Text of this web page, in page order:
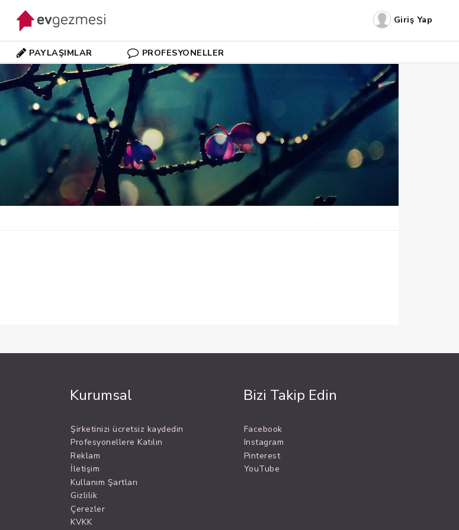
Giriş Yap
PAYLAŞIMLAR PROFESYONELLER
Kurumsal
Şirketinizi ücretsiz kaydedin
Profesyonellere Katılın
Reklam
İletişim
Kullanım Şartları
Gizlilik
Çerezler
KVKK
Bizi Takip Edin
Facebook
Instagram
Pinterest
YouTube